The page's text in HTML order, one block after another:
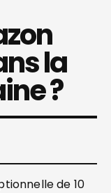
la
?
de 10